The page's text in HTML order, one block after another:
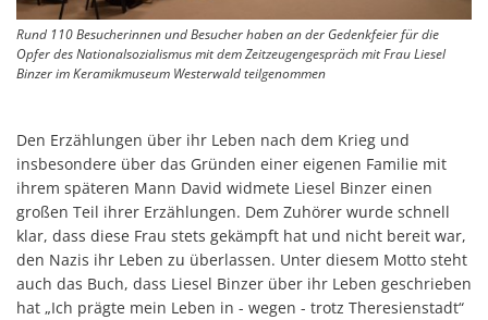
Rund 110 Besucherinnen und Besucher haben an der Gedenkfeier für die
Opfer des Nationalsozialismus mit dem Zeitzeugengespräch mit Frau Liesel
Binzer im Keramikmuseum Westerwald teilgenommen
Den Erzählungen über ihr Leben nach dem Krieg und
insbesondere über das Gründen einer eigenen Familie mit
ihrem späteren Mann David widmete Liesel Binzer einen
großen Teil ihrer Erzählungen. Dem Zuhörer wurde schnell
klar, dass diese Frau stets gekämpft hat und nicht bereit war,
den Nazis ihr Leben zu überlassen. Unter diesem Motto steht
auch das Buch, dass Liesel Binzer über ihr Leben geschrieben
hat „Ich prägte mein Leben in - wegen - trotz Theresienstadt“